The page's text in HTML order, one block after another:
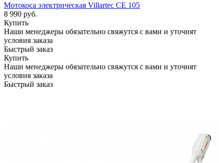
Мотокоса электрическая Villartec CE 105
8 990 руб.
Купить
Наши менеджеры обязательно свяжутся с вами и уточнят
условия заказа
Быстрый заказ
Купить
Наши менеджеры обязательно свяжутся с вами и уточнят
условия заказа
Быстрый заказ